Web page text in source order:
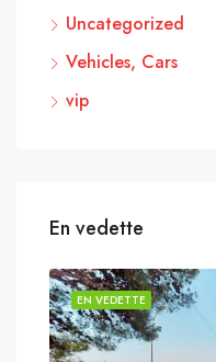
Uncategorized
Vehicles, Cars
vip
En vedette
EN VEDETTE